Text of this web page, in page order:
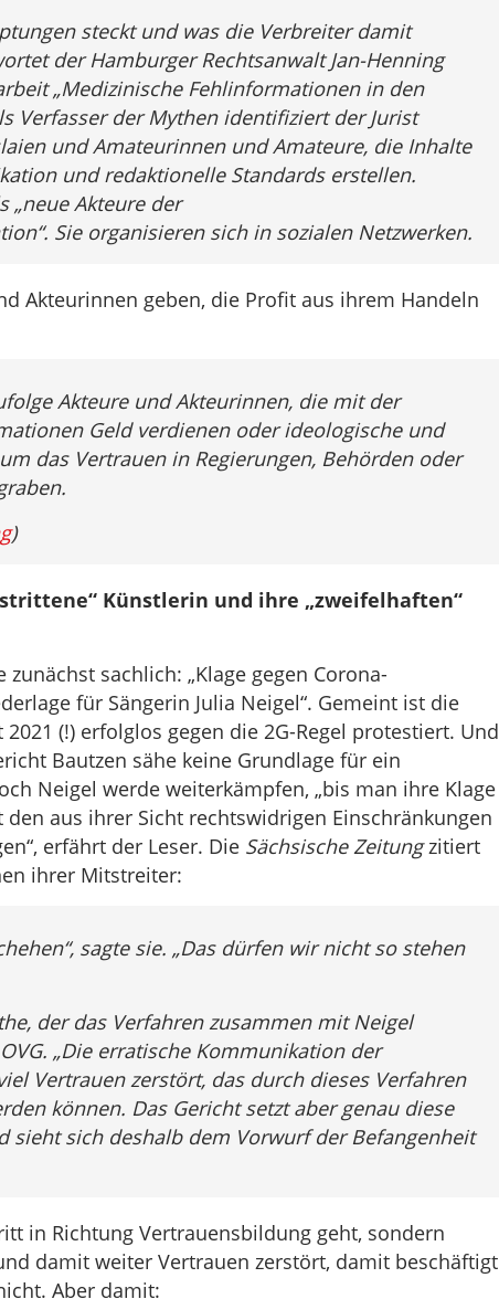
steckt und was die Verbreiter damit
der Hamburger Rechtsanwalt Jan-Henning
„Medizinische Fehlinformationen in den
Verfasser der Mythen identifiziert der Jurist
und Amateurinnen und Amateure, die Inhalte
und redaktionelle Standards erstellen.
„neue Akteure der
Sie organisieren sich in sozialen Netzwerken.
Akteurinnen geben, die Profit aus ihrem Handeln
Akteure und Akteurinnen, die mit der
Geld verdienen oder ideologische und
das Vertrauen in Regierungen, Behörden oder
)
Künstlerin und ihre „zweifelhaften“
sachlich: „Klage gegen Corona-
für Sängerin Julia Neigel“. Gemeint ist die
(!) erfolglos gegen die 2G-Regel protestiert. Und
Bautzen sähe keine Grundlage für ein
Neigel werde weiterkämpfen, „bis man ihre Klage
aus ihrer Sicht rechtswidrigen Einschränkungen
erfährt der Leser. Die Sächsische Zeitungzitiert
ihrer Mitstreiter:
sagte sie. „Das dürfen wir nicht so stehen
der das Verfahren zusammen mit Neigel
„Die erratische Kommunikation der
Vertrauen zerstört, das durch dieses Verfahren
können. Das Gericht setzt aber genau diese
sieht sich deshalb dem Vorwurf der Befangenheit
in Richtung Vertrauensbildung geht, sondern
damit weiter Vertrauen zerstört, damit beschäftigt
Aber damit: